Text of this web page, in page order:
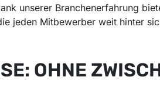
unserer Branchenerfahrung
jeden Mitbewerber weit hinter
OHNE